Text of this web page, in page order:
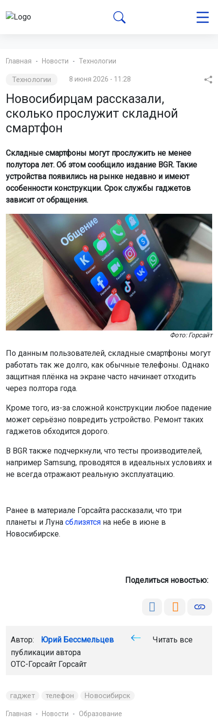
Главная Новости Технологии
Технологии 8 июня 2026 - 11:28
Новосибирцам рассказали,
сколько прослужит складной
смартфон
Складные смартфоны могут прослужить не менее
полутора лет. Об этом сообщило издание BGR. Такие
устройства появились на рынке недавно и имеют
особенности конструкции. Срок службы гаджетов
зависит от обращения.
Фото: Горсайт
По данным пользователей, складные смартфоны могут
работать так же долго, как обычные телефоны. Однако
защитная плёнка на экране часто начинает отходить
через полтора года.
Кроме того, из-за сложной конструкции любое падение
может серьёзно повредить устройство. Ремонт таких
гаджетов обходится дорого.
В BGR также подчеркнули, что тесты производителей,
например Samsung, проводятся в идеальных условиях и
не всегда отражают реальную эксплуатацию.
Ранее в материале Горсайта рассказали, что три
планеты и Луна сблизятся на небе в июне в
Новосибирске.
Поделиться новостью:
Автор: Юрий Бессмельцев
Читать все
публикации автора
ОТС-Горсайт Горсайт
гаджет телефон Новосибирск
Главная Новости Образование